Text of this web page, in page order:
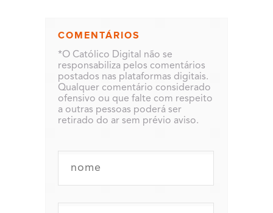
COMENTÁRIOS
*O Católico Digital não se
responsabiliza pelos comentários
postados nas plataformas digitais.
Qualquer comentário considerado
ofensivo ou que falte com respeito
a outras pessoas poderá ser
retirado do ar sem prévio aviso.